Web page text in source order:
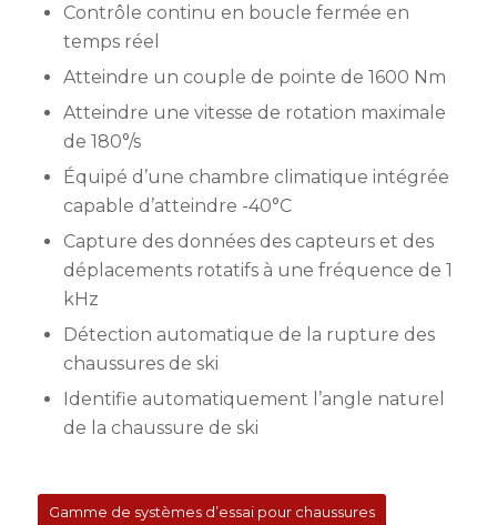
Contrôle continu en boucle fermée en
temps réel
Atteindre un couple de pointe de 1600 Nm
Atteindre une vitesse de rotation maximale
de 180°/s
Équipé d’une chambre climatique intégrée
capable d’atteindre -40°C
Capture des données des capteurs et des
déplacements rotatifs à une fréquence de 1
kHz
Détection automatique de la rupture des
chaussures de ski
Identifie automatiquement l’angle naturel
de la chaussure de ski
Gamme de systèmes d’essai pour chaussures